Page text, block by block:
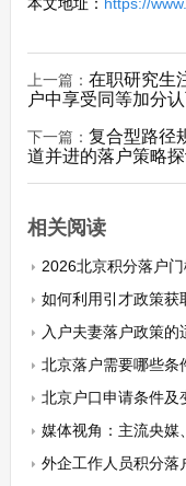
本文地址： https://
上一篇： 在职研究生
户中享受同等加分
下一篇： 复合型路径
道并进的落户策略
相关阅读
2026北京积分落户
如何利用引才政策获
入户夫妻落户政策的
北京落户需要哪些条
北京户口申请条件及
媒体视角：主流央媒、
外企工作人员积分落